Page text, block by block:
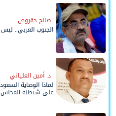
صالح حقروص
الجنوب العربي..
د. أمين العلياني
لماذا الوصاية
على شيطنة المجلس